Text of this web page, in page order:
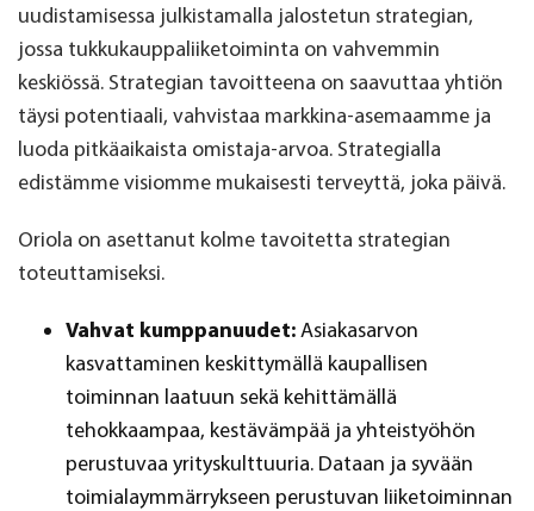
uudistamisessa julkistamalla jalostetun strategian,
jossa tukkukauppaliiketoiminta on vahvemmin
keskiössä. Strategian tavoitteena on saavuttaa yhtiön
täysi potentiaali, vahvistaa markkina-asemaamme ja
luoda pitkäaikaista omistaja-arvoa. Strategialla
edistämme visiomme mukaisesti terveyttä, joka päivä.
Oriola on asettanut kolme tavoitetta strategian
toteuttamiseksi.
Vahvat kumppanuudet:Asiakasarvon
kasvattaminen keskittymällä kaupallisen
toiminnan laatuun sekä kehittämällä
tehokkaampaa, kestävämpää ja yhteistyöhön
perustuvaa yrityskulttuuria. Dataan ja syvään
toimialaymmärrykseen perustuvan liiketoiminnan